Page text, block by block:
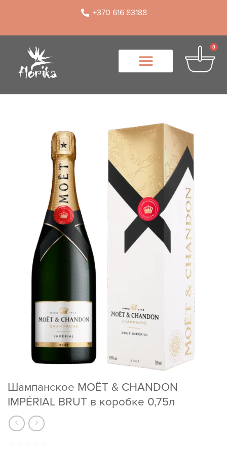
+370 616 83188
0
Шампанское MOËT & CHANDON
IMPÉRIAL BRUT в коробке 0,75л